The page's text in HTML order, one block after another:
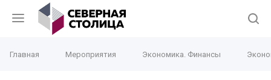
Главная Мероприятия Экономика. Финансы